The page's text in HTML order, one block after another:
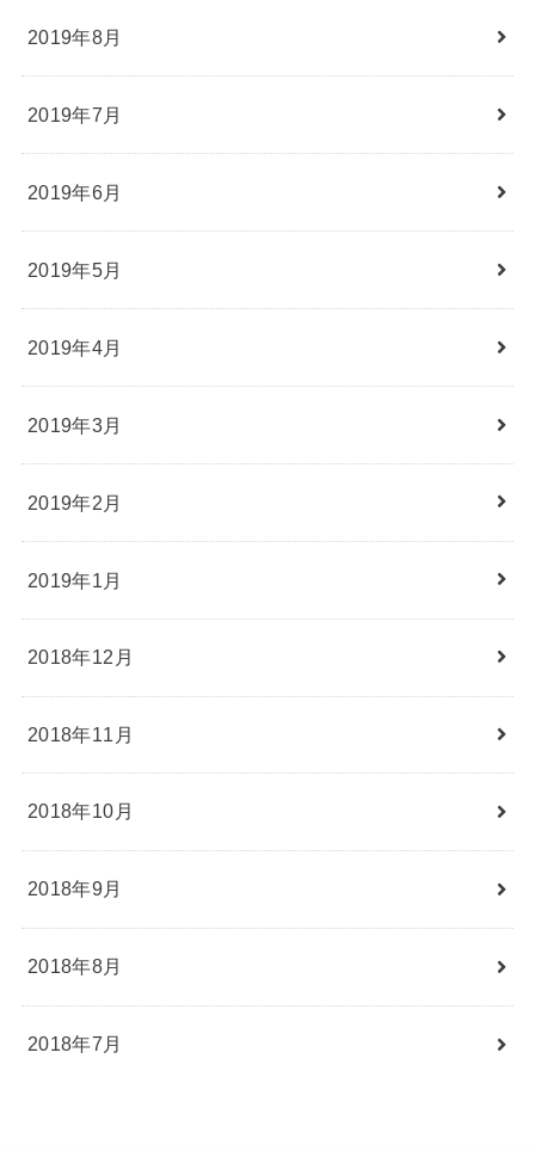
2019年8月
2019年7月
2019年6月
2019年5月
2019年4月
2019年3月
2019年2月
2019年1月
2018年12月
2018年11月
2018年10月
2018年9月
2018年8月
2018年7月